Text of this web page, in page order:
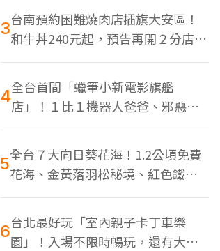
3台南預約困難燒肉店插旗大安區！
和牛丼240元起，預告再開２分店、
地點曝光
4全台首間「蠟筆小新電影旗艦
店」！１比１機器人爸爸、邪惡正
男，百款周邊買翻
5全台７大向日葵花海！1.2公頃免費
花海、金黃落羽松秘境、紅色鐵橋
同框
6台北最好玩「室內親子卡丁車樂
園」！入場不限時暢玩，還有大螢